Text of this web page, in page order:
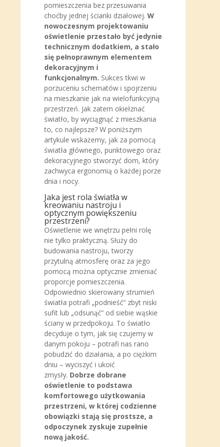
pomieszczenia bez przesuwania
choćby jednej ścianki działowej. W
nowoczesnym projektowaniu
oświetlenie przestało być jedynie
technicznym dodatkiem, a stało
się pełnoprawnym elementem
dekoracyjnym i
funkcjonalnym. Sukces tkwi w
porzuceniu schematów i spojrzeniu
na mieszkanie jak na wielofunkcyjną
przestrzeń. Jak zatem okiełznać
światło, by wyciągnąć z mieszkania
to, co najlepsze? W poniższym
artykule wskażemy, jak za pomocą
światła głównego, punktowego oraz
dekoracyjnego stworzyć dom, który
zachwyca ergonomią o każdej porze
dnia i nocy.
Jaka jest rola światła w
kreowaniu nastroju i
optycznym powiększeniu
przestrzeni?
Oświetlenie we wnętrzu pełni rolę
nie tylko praktyczną. Służy do
budowania nastroju, tworzy
przytulną atmosferę oraz za jego
pomocą można optycznie zmieniać
proporcje pomieszczenia.
Odpowiednio skierowany strumień
światła potrafi „podnieść” zbyt niski
sufit lub „odsunąć” od siebie wąskie
ściany w przedpokoju. To światło
decyduje o tym, jak się czujemy w
danym pokoju – potrafi nas rano
pobudzić do działania, a po ciężkim
dniu – wyciszyć i ukoić
zmysły. Dobrze dobrane
oświetlenie to podstawa
komfortowego użytkowania
przestrzeni, w której codzienne
obowiązki stają się prostsze, a
odpoczynek zyskuje zupełnie
nową jakość.